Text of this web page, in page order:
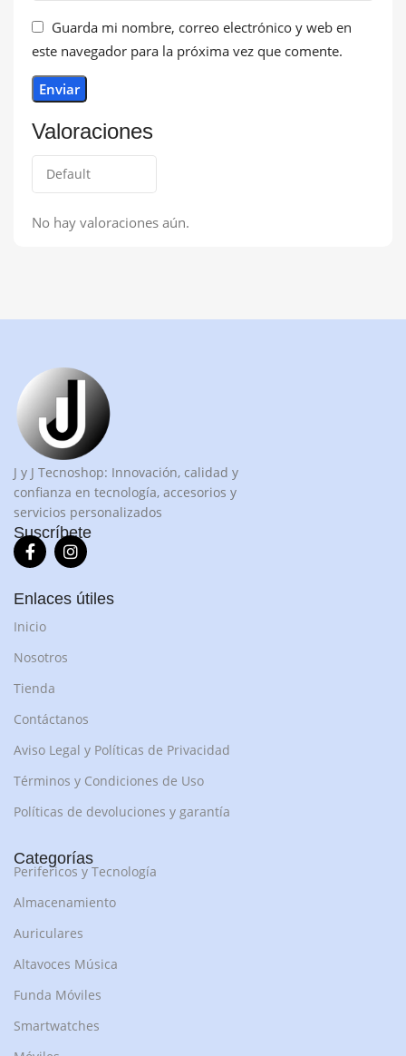
Valoraciones
No hay valoraciones aún.
Guarda mi nombre, correo electrónico y web en
este navegador para la próxima vez que comente.
J y J Tecnoshop: Innovación, calidad y
confianza en tecnología, accesorios y
servicios personalizados
Suscríbete
Enlaces útiles
Inicio
Nosotros
Tienda
Contáctanos
Aviso Legal y Políticas de Privacidad
Términos y Condiciones de Uso
Políticas de devoluciones y garantía
Categorías
Perifericos y Tecnología
Almacenamiento
Auriculares
Altavoces Música
Funda Móviles
Smartwatches